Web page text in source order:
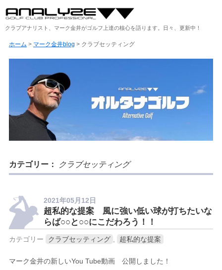
クラブアナリスト、マーク金井がゴルフ上達の核心を語ります。日々、更新中！
ホーム > マーク金井blog > クラブセッティング
カテゴリー： クラブセッティング
2021年05月12日
超私的な提案 風に強い低い球が打ちたいな
らば○○と○○にこだわろう！！
カテゴリー クラブセッティング 超私的な提案
マーク金井の新しいYou Tube動画 公開しました！